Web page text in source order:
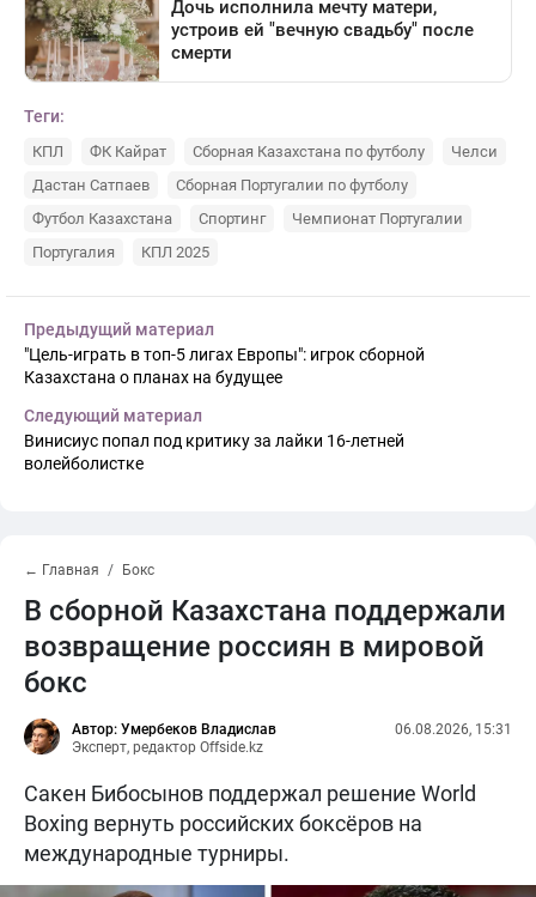
Теги:
КПЛ ФК Кайрат Сборная Казахстана по футболу
Челси
Дастан Сатпаев
Сборная Португалии по футболу
Футбол Казахстана
Спортинг
Чемпионат Португалии
Португалия
КПЛ 2025
Предыдущий материал
"Цель-играть в топ-5 лигах Европы": игрок сборной
Казахстана о планах на будущее
Следующий материал
Винисиус попал под критику за лайки 16-летней
волейболистке
← Главная Бокс
В сборной Казахстана поддержали
возвращение россиян в мировой
бокс
Автор: Умербеков Владислав
Эксперт, редактор Offside.kz
06.08.2026, 15:31
Сакен Бибосынов поддержал решение World
Boxing вернуть российских боксёров на
международные турниры.